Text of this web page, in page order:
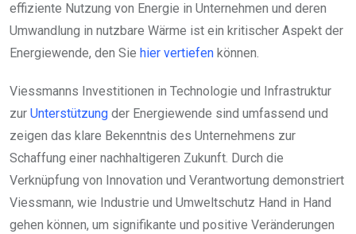
effiziente Nutzung von Energie in Unternehmen und deren
Umwandlung in nutzbare Wärme ist ein kritischer Aspekt der
Energiewende, den Sie hier vertiefen können.
Viessmanns Investitionen in Technologie und Infrastruktur
zur Unterstützung der Energiewende sind umfassend und
zeigen das klare Bekenntnis des Unternehmens zur
Schaffung einer nachhaltigeren Zukunft. Durch die
Verknüpfung von Innovation und Verantwortung demonstriert
Viessmann, wie Industrie und Umweltschutz Hand in Hand
gehen können, um signifikante und positive Veränderungen